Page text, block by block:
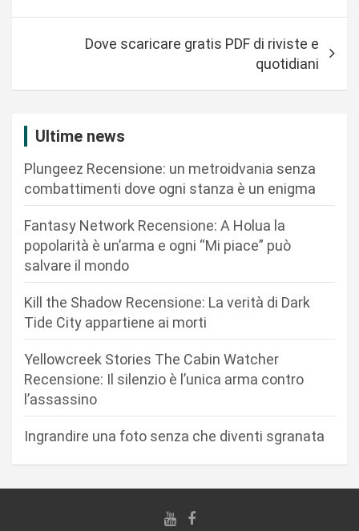
Dove scaricare gratis PDF di riviste e
quotidiani
Ultime news
Plungeez Recensione: un metroidvania senza
combattimenti dove ogni stanza è un enigma
Fantasy Network Recensione: A Holua la
popolarità è un’arma e ogni “Mi piace” può
salvare il mondo
Kill the Shadow Recensione: La verità di Dark
Tide City appartiene ai morti
Yellowcreek Stories The Cabin Watcher
Recensione: Il silenzio è l’unica arma contro
l’assassino
Ingrandire una foto senza che diventi sgranata